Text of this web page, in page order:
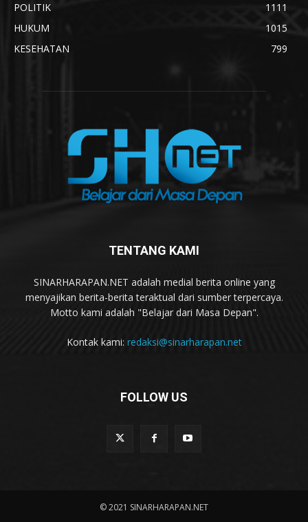
POLITIK
1111
HUKUM
1015
KESEHATAN
799
TENTANG KAMI
SINARHARAPAN.NET adalah medial berita online yang
menyajikan berita-berita teraktual dari sumber terpercaya.
Motto kami adalah "Belajar dari Masa Depan".
Kontak kami: redaksi@sinarharapan.net
FOLLOW US
© 2021 SINARHARAPAN.NET